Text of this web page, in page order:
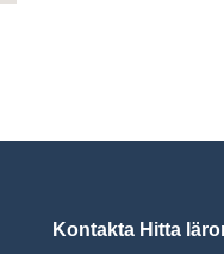
Kontakta Hitta